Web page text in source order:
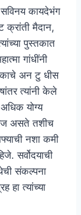
कायदेभंग
मैदान,
पुस्तकात
गांधींनी
अन टु धीस
त्यांनी केले
अधिक योग्य
असते तशीच
नशा कमी
सर्वोदयाची
संकल्पना
हा त्यांच्या